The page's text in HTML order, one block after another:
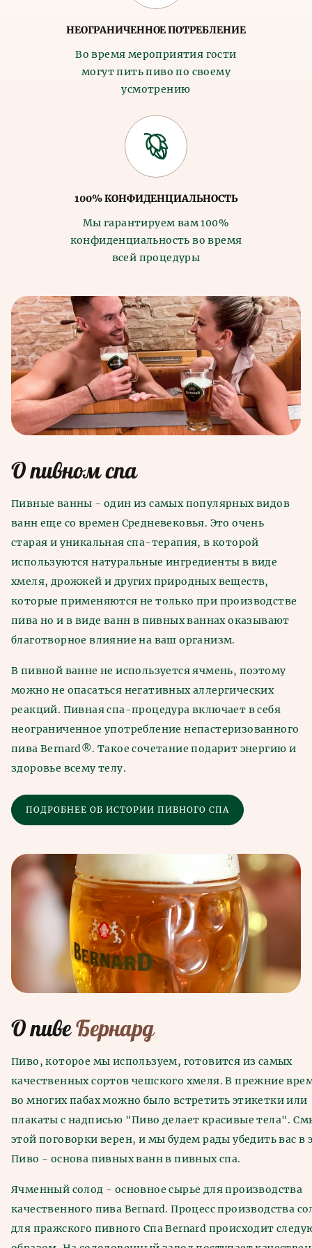
НЕОГРАНИЧЕННОЕ ПОТРЕБЛЕНИЕ
Во время мероприятия гости
могут пить пиво по своему
усмотрению
100% КОНФИДЕНЦИАЛЬНОСТЬ
Мы гарантируем вам 100%
конфиденциальность во время
всей процедуры
О пивном спа
Пивные ванны - один из самых популярных видов
ванн еще со времен Средневековья. Это очень
старая и уникальная спа-терапия, в которой
используются натуральные ингредиенты в виде
хмеля, дрожжей и других природных веществ,
которые применяются не только при производстве
пива но и в виде ванн в пивных ваннах оказывают
благотворное влияние на ваш организм.
В пивной ванне не используется ячмень, поэтому
можно не опасаться негативных аллергических
реакций. Пивная спа-процедура включает в себя
неограниченное употребление непастеризованного
пива Bernard®. Такое сочетание подарит энергию и
здоровье всему телу.
ПОДРОБНЕЕ ОБ ИСТОРИИ ПИВНОГО СПА
О пивеБернард
Пиво, которое мы используем, готовится из самых
качественных сортов чешского хмеля. В прежние
во многих пабах можно было встретить этикетки или
плакаты с надписью "Пиво делает красивые тела".
этой поговорки верен, и мы будем рады убедить вас в
Пиво - основа пивных ванн в пивных спа.
Ячменный солод - основное сырье для производства
качественного пива Bernard. Процесс производства
для пражского пивного Спа Bernard происходит
отправляется на продажу.